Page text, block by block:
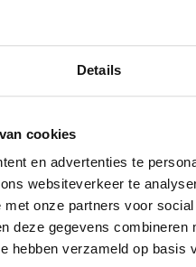
Details
cookies
en advertenties te
websiteverkeer te
onze partners voor
deze gegevens combineren
hebben verzameld op basis
New Zealand
NZA polo geel
aan favorieten